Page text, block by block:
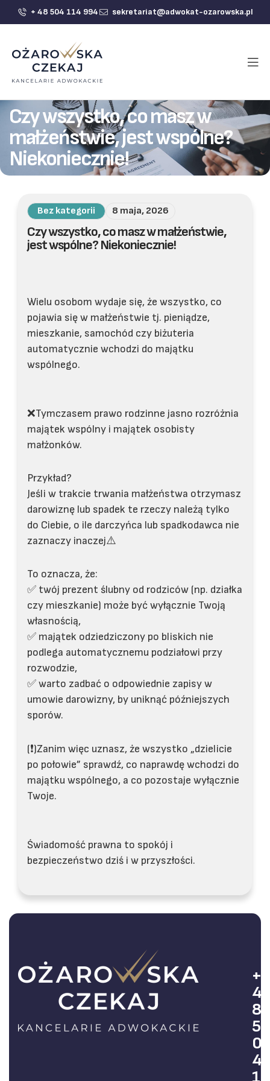
+ 48 504 114 994 sekretariat@adwokat-ozarowska.pl
Czy wszystko, co masz w
małżeństwie, jest wspólne?
Niekoniecznie!
Bez kategorii 8 maja, 2026
Czy wszystko, co masz w małżeństwie,
jest wspólne? Niekoniecznie!
Wielu osobom wydaje się, że wszystko, co
pojawia się w małżeństwie tj. pieniądze,
mieszkanie, samochód czy biżuteria
automatycznie wchodzi do majątku
wspólnego.
❌Tymczasem prawo rodzinne jasno rozróżnia
majątek wspólny i majątek osobisty
małżonków.
Przykład?
Jeśli w trakcie trwania małżeństwa otrzymasz
darowiznę lub spadek te rzeczy należą tylko
do Ciebie, o ile darczyńca lub spadkodawca nie
zaznaczy inaczej⚠️
To oznacza, że:
✅ twój prezent ślubny od rodziców (np. działka
czy mieszkanie) może być wyłącznie Twoją
własnością,
✅ majątek odziedziczony po bliskich nie
podlega automatycznemu podziałowi przy
rozwodzie,
✅ warto zadbać o odpowiednie zapisy w
umowie darowizny, by uniknąć późniejszych
sporów.
(❗️)Zanim więc uznasz, że wszystko „dzielicie
po połowie” sprawdź, co naprawdę wchodzi do
majątku wspólnego, a co pozostaje wyłącznie
Twoje.
Świadomość prawna to spokój i
bezpieczeństwo dziś i w przyszłości.
+
4
8
5
0
4
1